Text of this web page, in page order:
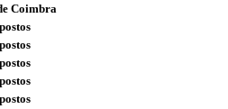
Coimbra